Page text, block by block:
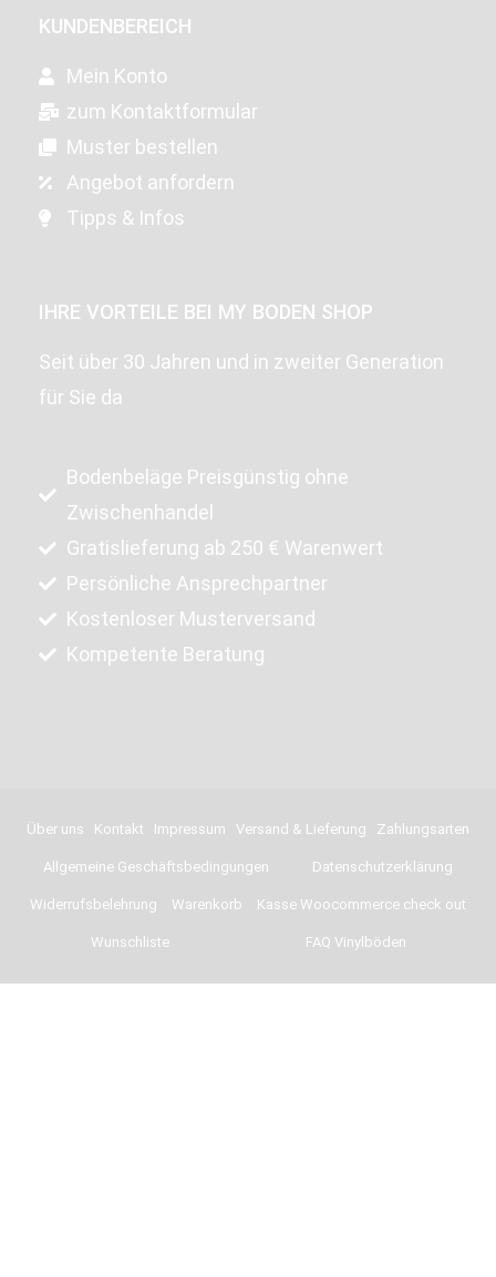
KUNDENBEREICH
Mein Konto
zum Kontaktformular
Muster bestellen
Angebot anfordern
Tipps & Infos
IHRE VORTEILE BEI MY BODEN SHOP
Seit über 30 Jahren und in zweiter Generation
für Sie da
Bodenbeläge Preisgünstig ohne
Zwischenhandel
Gratislieferung ab 250 € Warenwert
Persönliche Ansprechpartner
Kostenloser Musterversand
Kompetente Beratung
Über uns Kontakt Impressum Versand & Lieferung Zahlungsarten
Allgemeine Geschäftsbedingungen Datenschutzerklärung
Widerrufsbelehrung Warenkorb Kasse Woocommerce check out
Wunschliste FAQ Vinylböden